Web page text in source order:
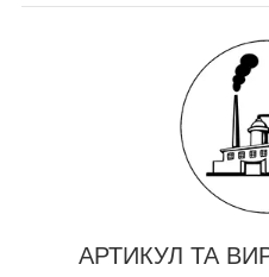
АРТИКУЛ ТА